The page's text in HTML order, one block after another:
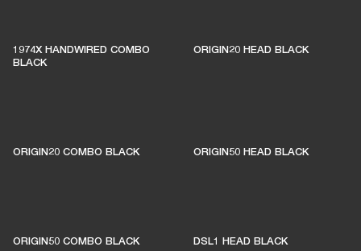
1974X HANDWIRED COMBO
BLACK
ORIGIN20 HEAD BLACK
ORIGIN20 COMBO BLACK ORIGIN50 HEAD BLACK
ORIGIN50 COMBO BLACK DSL1 HEAD BLACK